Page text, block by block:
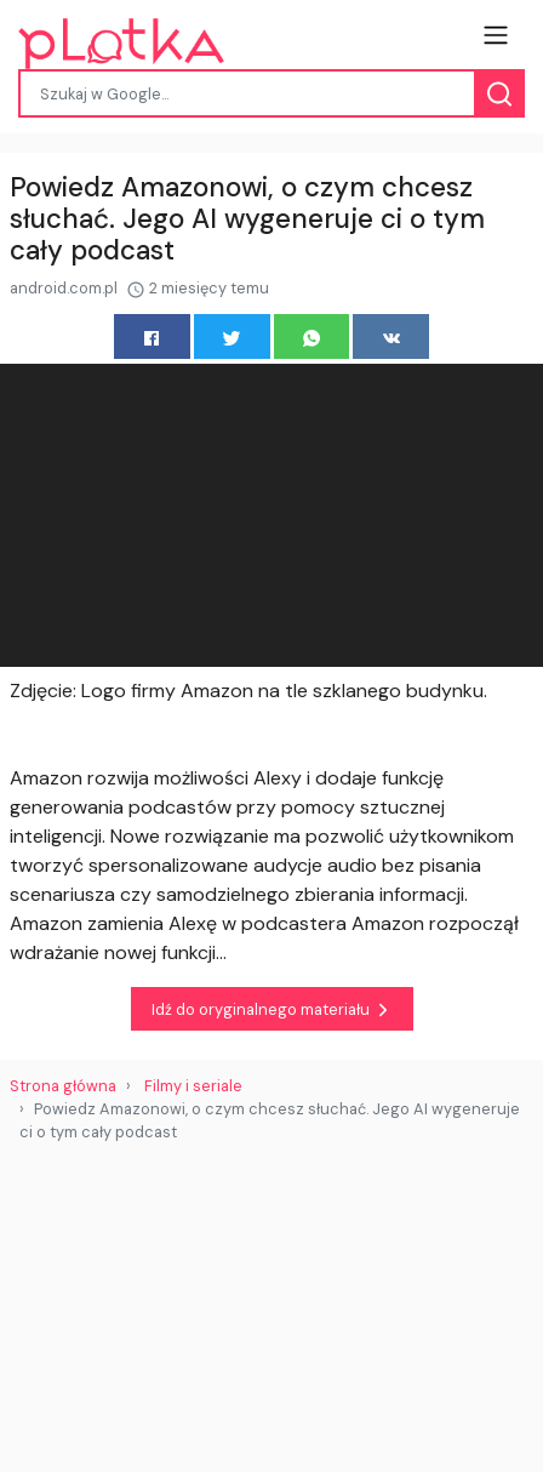
Powiedz Amazonowi, o czym chcesz
słuchać. Jego AI wygeneruje ci o tym
cały podcast
android.com.pl 2 miesięcy temu
Zdjęcie: Logo firmy Amazon na tle szklanego budynku.
Amazon rozwija możliwości Alexy i dodaje funkcję
generowania podcastów przy pomocy sztucznej
inteligencji. Nowe rozwiązanie ma pozwolić użytkownikom
tworzyć spersonalizowane audycje audio bez pisania
scenariusza czy samodzielnego zbierania informacji.
Amazon zamienia Alexę w podcastera Amazon rozpoczął
wdrażanie nowej funkcji...
Idź do oryginalnego materiału
Strona główna
Filmy i seriale
Powiedz Amazonowi, o czym chcesz słuchać. Jego AI wygeneruje
ci o tym cały podcast